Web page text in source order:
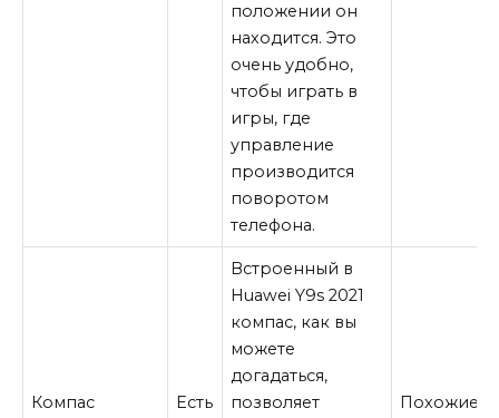
положении он
находится. Это
очень удобно,
чтобы играть в
игры, где
управление
производится
поворотом
телефона.
Компас Есть
Встроенный в
Huawei Y9s 2021
компас, как вы
можете
догадаться,
позволяет
Похожие